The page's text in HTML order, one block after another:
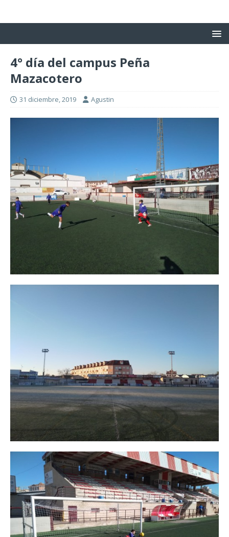
4° día del campus Peña
Mazacotero
31 diciembre, 2019 Agustin